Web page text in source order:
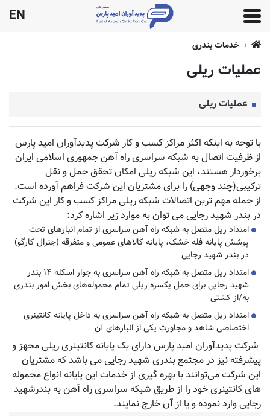
EN
خدمات بندری
عملیات ریلی
عملیات ریلی
با توجه به اینکه اکثر مراکز کسب و کار شرکت پدیدآوران امید پارس
از ظرفیت اتصال به شبکه سراسری راه آهن جمهوری اسلامی ایران
برخوردار هستند، این شبکه ریلی امکان تحقق حمل و نقل
ترکیبی(چند وجهی) را برای مشتریان این شرکت فراهم آورده است.
از جمله مهم ترین اتصالات شبکه ریلی مراکز کسب و کار این شرکت
در بندر شهید رجایی می توان به موارد زیر اشاره کرد:
امتداد ریل متصل به شبکه راه آهن سراسری از تمام انبارهای تحت
پوشش پایانه فله خشک، پایانه کالاهای عمومی و متفرقه (جنرال کارگو)
در بندر شهید رجایی
امتداد ریل متصل به شبکه راه آهن سراسری به جوار اسکله ۱۴ بندر
شهید رجایی برای حمل یکسره ریلی تمام محموله‌های بخش امور بندری
به/از کشتی
امتداد ریل متصل به شبکه راه آهن سراسری به داخل پایانه کانتینری
اختصاصی شاهد و مجاورت یکی از انبارهای آن
شرکت پدیدآوران امید پارس دارای یک پایانه کانتینری ریلی مجهز و
پیشرفته نیز در مجتمع بندری شهید رجایی می باشد که مشتریان
این شرکت می‌توانند با بهره گیری از خدمات این پایانه انواع محموله
های کانتینری خود را از طریق شبکه سراسری راه آهن به بندرشهید
رجایی وارد نموده و یا از آن خارج نمایند.